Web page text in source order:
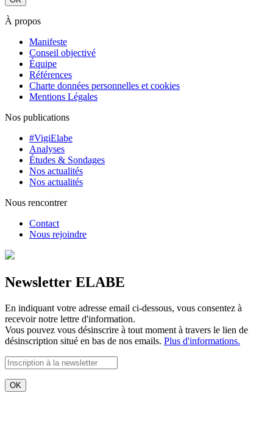
À propos
Manifeste
Conseil objectivé
Équipe
Références
Charte données personnelles et cookies
Mentions Légales
Nos publications
#VigiElabe
Analyses
Études & Sondages
Nos actualités
Nos actualités
Nous rencontrer
Contact
Nous rejoindre
Newsletter ELABE
En indiquant votre adresse email ci-dessous, vous consentez à
recevoir notre lettre d'information.
Vous pouvez vous désinscrire à tout moment à travers le lien de
désinscription situé en bas de nos emails. Plus d'informations.